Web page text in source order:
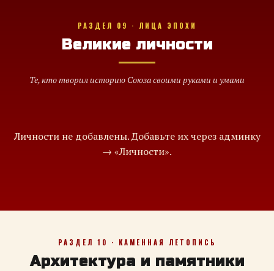
РАЗДЕЛ 09 · ЛИЦА ЭПОХИ
Великие личности
Те, кто творил историю Союза своими руками и умами
Личности не добавлены. Добавьте их через админку
→ «Личности».
РАЗДЕЛ 10 · КАМЕННАЯ ЛЕТОПИСЬ
Архитектура и памятники